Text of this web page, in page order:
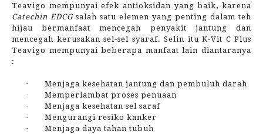
Teavigo mempunyai efek antioksidan yang baik, karena
Catechin EDCG salah satu elemen yang penting dalam teh
hijau bermanfaat mencegah penyakit jantung dan
mencegah kerusakan sel-sel syaraf. Selin itu K-Vit C Plus
Teavigo mempunyai beberapa manfaat lain diantaranya
:
·
Menjaga kesehatan jantung dan pembuluh darah
·
Memperlambat proses penuaan
·
Menjaga kesehatan sel saraf
·
Mengurangi resiko kanker
·
Menjaga daya tahan tubuh